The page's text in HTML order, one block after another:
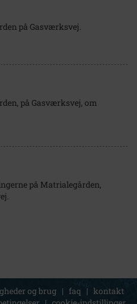
på Gasværksvej.
på Gasværksvej, om
på Matrialegården,
og brug | faq | kontakt